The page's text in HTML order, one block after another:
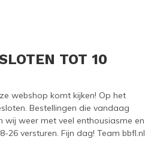
TOT 10
webshop komt kijken! Op het
Bestellingen die vandaag
weer met veel enthousiasme en
26 versturen. Fijn dag! Team bbfl.nl